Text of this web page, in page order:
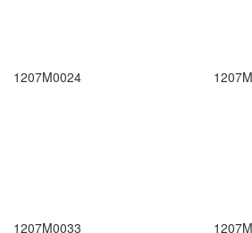
1207M0024
1207M0033